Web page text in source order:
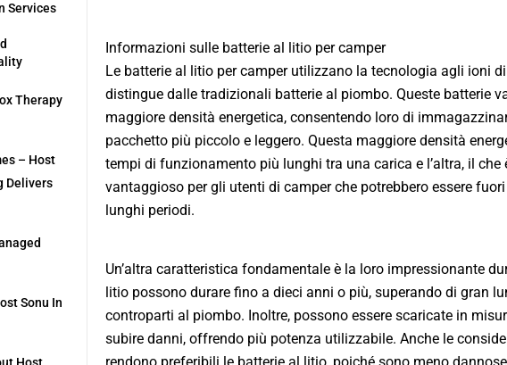
Services
Therapy
– Host
Delivers
Sonu In
Informazioni sulle batterie al litio per camper
Le batterie al litio per camper utilizzano la tecnologia agli ioni
distingue dalle tradizionali batterie al piombo. Queste batterie
maggiore densità energetica, consentendo loro di
pacchetto più piccolo e leggero. Questa maggiore densità
tempi di funzionamento più lunghi tra una carica e l’altra, il che
vantaggioso per gli utenti di camper che potrebbero essere
lunghi periodi.
Un’altra caratteristica fondamentale è la loro impressionante
litio possono durare fino a dieci anni o più, superando di gran
controparti al piombo. Inoltre, possono essere scaricate in
subire danni, offrendo più potenza utilizzabile. Anche le